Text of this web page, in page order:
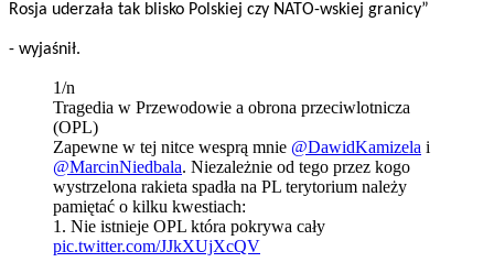
Rosja uderzała tak blisko Polskiej czy NATO-wskiej granicy”
- wyjaśnił.
1/n
Tragedia w Przewodowie a obrona przeciwlotnicza
(OPL)
Zapewne w tej nitce wesprą mnie @DawidKamizela i
@MarcinNiedbala. Niezależnie od tego przez kogo
wystrzelona rakieta spadła na PL terytorium należy
pamiętać o kilku kwestiach:
1. Nie istnieje OPL która pokrywa cały
pic.twitter.com/JJkXUjXcQV